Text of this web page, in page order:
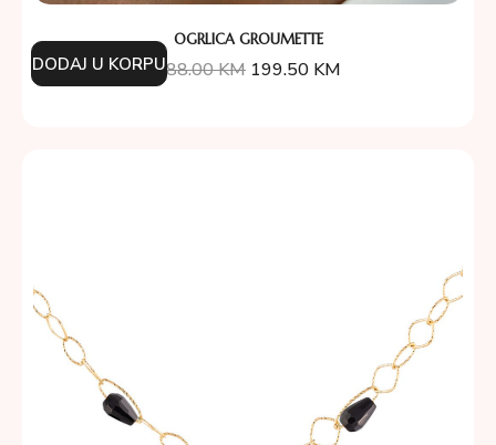
OGRLICA GROUMETTE
388.00KM 199.50 KM
DODAJ U KORPU